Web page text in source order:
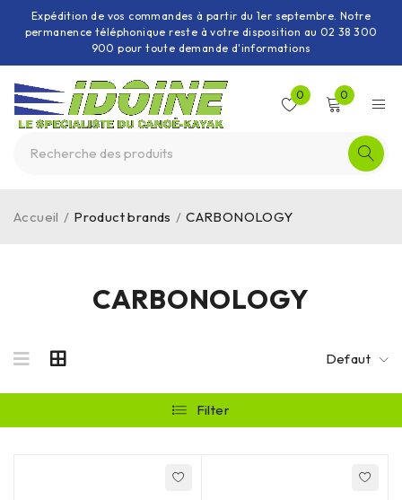
Expédition de vos commandes à partir du 1er septembre. Notre
permanence téléphonique reste à votre disposition au 02 38 300
900 pour toute demande d'informations
0 0
CARBONOLOGY
Accueil / Product brands / CARBONOLOGY
Defaut
Filter